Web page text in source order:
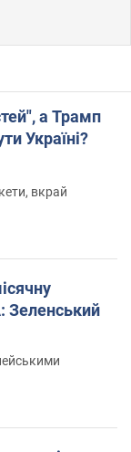
а Трамп
Україні?
вкрай
Зеленський